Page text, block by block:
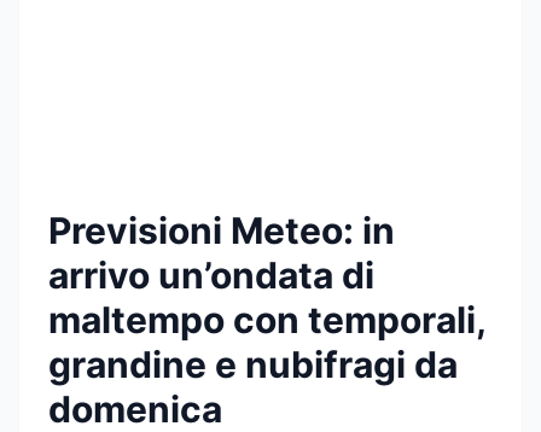
Previsioni Meteo: in
arrivo un’ondata di
maltempo con temporali,
grandine e nubifragi da
domenica